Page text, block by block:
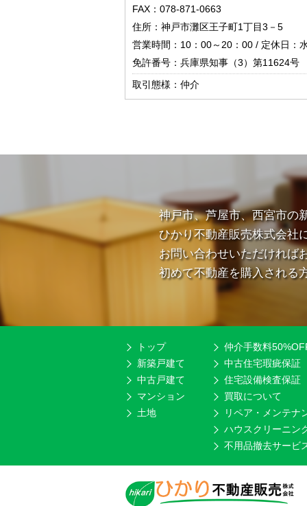
FAX：078-871-0663
住所：神戸市灘区王子町1丁目3－5
営業時間：10：00～20：00 / 定休日：
免許番号：兵庫県知事（3）第11624号
取引態様：仲介
神戸市、芦屋市、西宮市の
ひかり不動産販売株式会社
お問い合わせいただければ
初めて不動産を購入される
トップ
新築戸建て
中古戸建て
マンション
土地
仲介手数料
中古住宅瑕疵保証
住宅設備検査保証
買取について
リペア・メンテナ
ハウスクリーニン
不用品撤去サービ